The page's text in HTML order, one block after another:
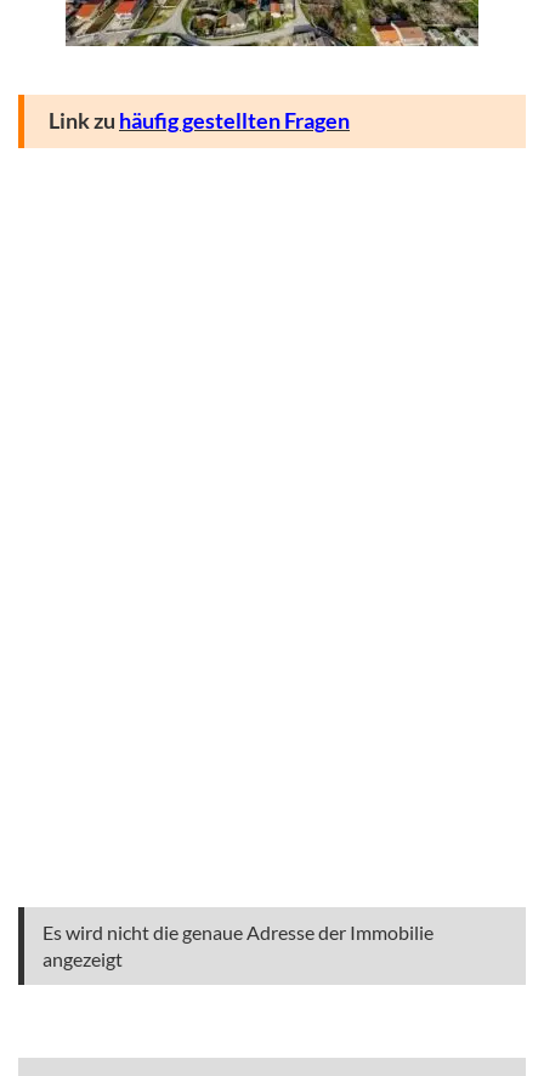
Link zu häufig gestellten Fragen
Es wird nicht die genaue Adresse der Immobilie
angezeigt